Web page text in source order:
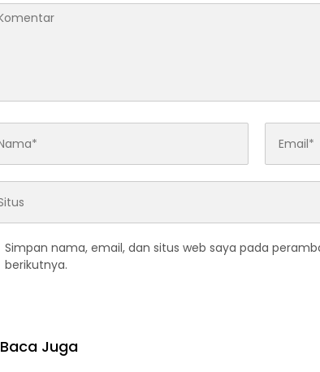
Simpan nama, email, dan situs web saya pada
berikutnya.
Baca Juga